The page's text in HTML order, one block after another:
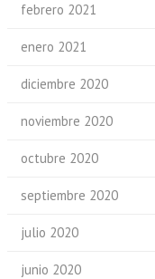
febrero 2021
enero 2021
diciembre 2020
noviembre 2020
octubre 2020
septiembre 2020
julio 2020
junio 2020